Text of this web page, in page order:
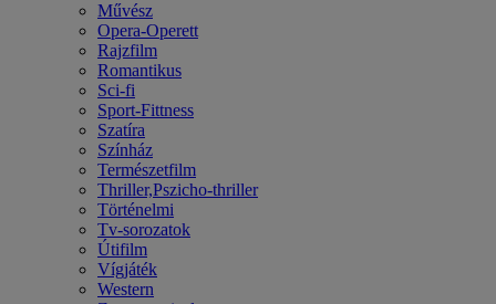
Művész
Opera-Operett
Rajzfilm
Romantikus
Sci-fi
Sport-Fittness
Szatíra
Színház
Természetfilm
Thriller,Pszicho-thriller
Történelmi
Tv-sorozatok
Útifilm
Vígjáték
Western